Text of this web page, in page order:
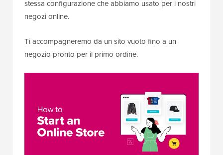
stessa configurazione che abbiamo usato per i nostri
negozi online.
Ti accompagneremo da un sito vuoto fino a un
negozio pronto per il primo ordine.